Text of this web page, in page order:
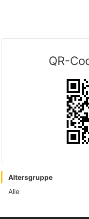
QR-
Altersgruppe
Alle